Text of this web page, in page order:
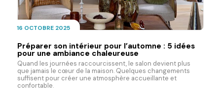
16 OCTOBRE 2025
Préparer son intérieur pour l’automne : 5 idées
pour une ambiance chaleureuse
Quand les journées raccourcissent, le salon devient plus
que jamais le cœur de la maison. Quelques changements
suffisent pour créer une atmosphère accueillante et
confortable.